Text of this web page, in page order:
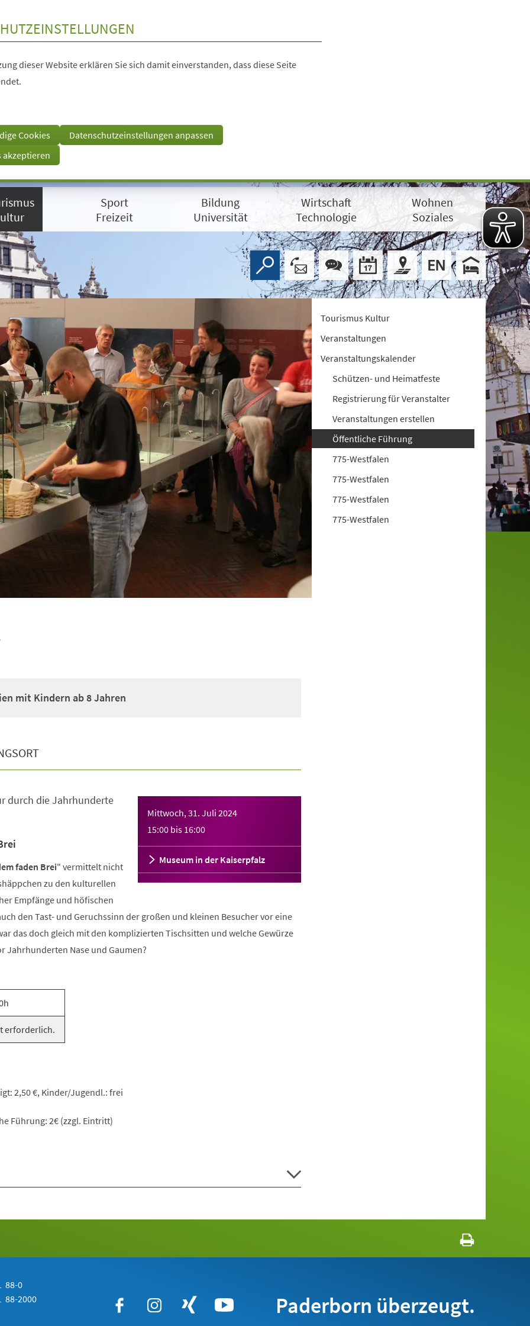
dieser Website erklären Sie sich damit einverstanden, dass diese Seite
Cookies
Datenschutzeinstellungen anpassen
akzeptieren
Sport
Freizeit
Bildung
Universität
Wirtschaft
Technologie
Wohnen
Soziales
mit Kindern ab 8 Jahren
Mittwoch, 31. Juli 2024
15:00 bis 16:00
Museum in der Kaiserpfalz
durch die Jahrhunderte
faden Brei" vermittelt nicht
zu den kulturellen
Empfänge und höfischen
den Tast- und Geruchssinn der großen und kleinen Besucher vor eine
das doch gleich mit den komplizierten Tischsitten und welche Gewürze
Jahrhunderten Nase und Gaumen?
erforderlich.
2,50 €, Kinder/Jugendl.: frei
Führung: 2€ (zzgl. Eintritt)
Tourismus Kultur
Veranstaltungen
Veranstaltungskalender
Schützen- und Heimatfeste
Registrierung für Veranstalter
Veranstaltungen erstellen
Öffentliche Führung
775-Westfalen
775-Westfalen
775-Westfalen
775-Westfalen
88-0
88-2000
Paderborn überzeugt.